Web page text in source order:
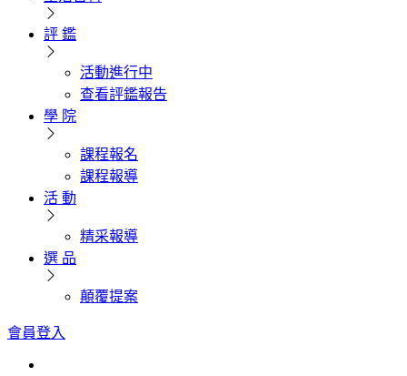
評 鑑
活動進行中
查看評鑑報告
學 院
課程報名
課程報導
活 動
精采報導
選 品
顛覆提案
會員登入